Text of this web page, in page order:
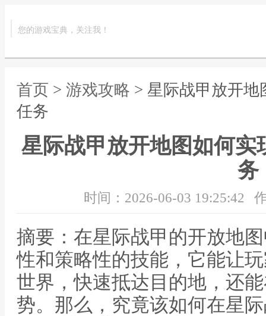
您的游戏宝典，关注我！
首页 > 游戏攻略 > 星际战甲放开
任务
星际战甲放开地图如何实
务
时间：2026-06-03 19:25:42
摘要：在星际战甲的开放地
性和策略性的技能，它能让
世界，快速抵达目的地，还
势。那么，究竟该如何在星